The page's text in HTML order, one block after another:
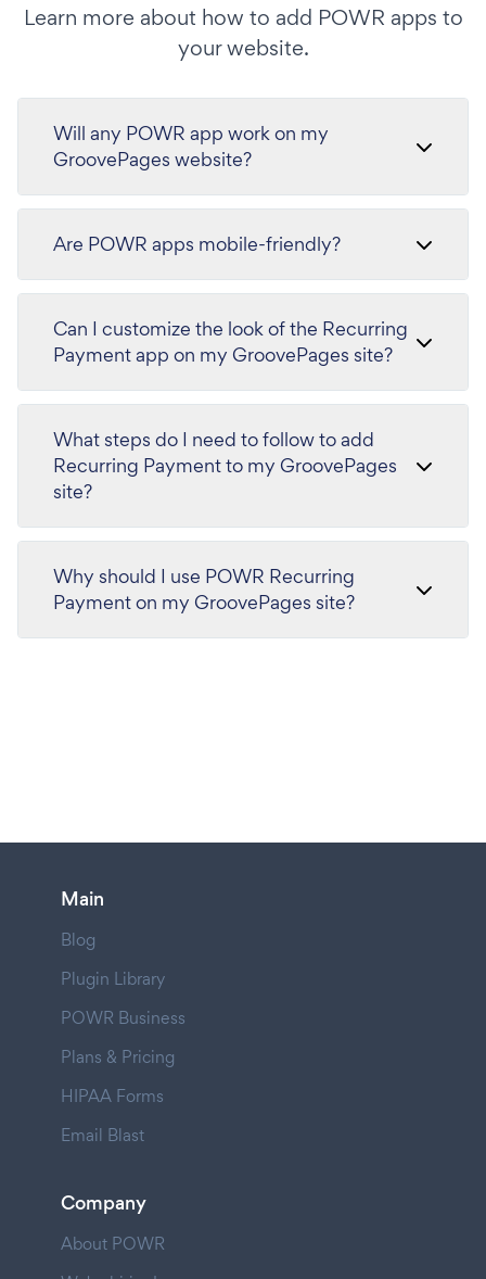
Learn more about how to add POWR apps to
your website.
Will any POWR app work on my
GroovePages website?
Are POWR apps mobile-friendly?
Can I customize the look of the Recurring
Payment app on my GroovePages site?
What steps do I need to follow to add
Recurring Payment to my GroovePages
site?
Why should I use POWR Recurring
Payment on my GroovePages site?
Main
Blog
Plugin Library
POWR Business
Plans & Pricing
HIPAA Forms
Email Blast
Company
About POWR